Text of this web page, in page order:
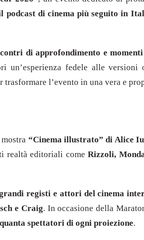
podcast di cinema più seguito in
di approfondimento e
un’esperienza fedele alle versioni
trasformare l’evento in una vera e
“Cinema illustrato” di Alice
realtà editoriali comeRizzoli,
registi e attori del cinema
e Craig. In occasione della
spettatori di ogni proiezione.